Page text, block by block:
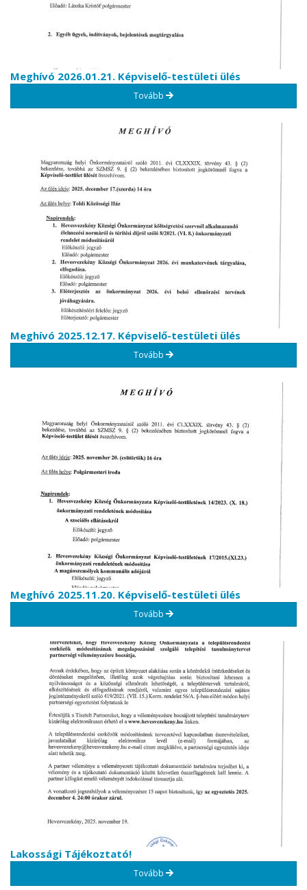
Meghívó 2026.01.21. Képviselő-testületi ülés
Tovább
Meghívó 2025.12.17. Képviselő-testületi ülés
Tovább
Meghívó 2025.11.20. Képviselő-testületi ülés
Tovább
Lakossági Tájékoztató!
Tovább